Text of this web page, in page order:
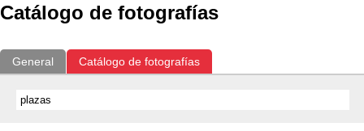
Catálogo de fotografías
General Catálogo de fotografías